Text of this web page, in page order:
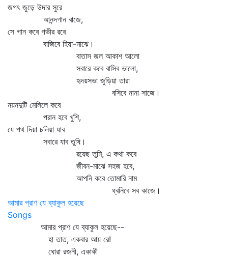
জগৎ জুড়ে উদার সুরে
আনন্দগান বাজে,
সে গান কবে গভীর রবে
বাজিবে হিয়া-মাঝে।
বাতাস জল আকাশ আলো
সবারে কবে বাসিব ভালো,
হৃদয়সভা জুড়িয়া তারা
বসিবে নানা সাজে।
নয়নদুটি মেলিলে কবে
পরান হবে খুশি,
যে পথ দিয়া চলিয়া যাব
সবারে যাব তুষি।
রয়েছ তুমি, এ কথা কবে
জীবন-মাঝে সহজ হবে,
আপনি কবে তোমারি নাম
ধ্বনিবে সব কাজে।
আমার প্রাণ যে ব্যাকুল হয়েছে
Songs
আমার প্রাণ যে ব্যাকুল হয়েছে--
হা তাত, একবার আয় রে!
ঘোরা রজনী, একাকী